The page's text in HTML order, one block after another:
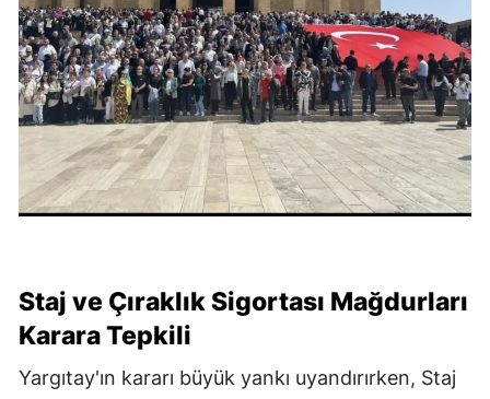
Staj ve Çıraklık Sigortası Mağdurları
Karara Tepkili
Yargıtay'ın kararı büyük yankı uyandırırken, Staj